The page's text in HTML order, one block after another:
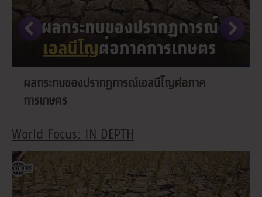
ผลกระทบของปรากฏการณ์เอลนีโญต่อภาค
การเกษตร
World Focus: IN DEPTH